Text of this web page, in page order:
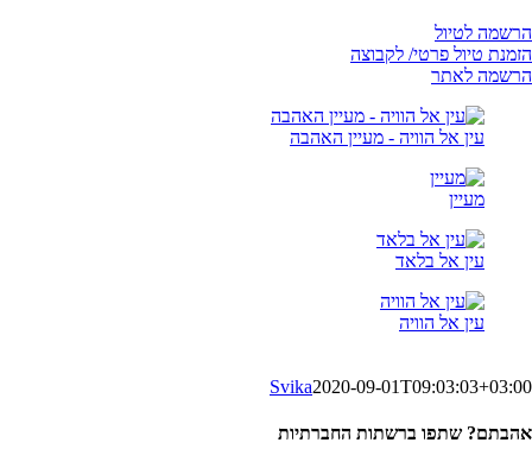
הרשמה לטיול
הזמנת טיול פרטי/ לקבוצה
הרשמה לאתר
עין אל הוויה - מעיין האהבה
מעיין
עין אל בלאד
עין אל הוויה
Svika2020-09-01T09:03:03+03:00
אהבתם? שתפו ברשתות החברתיות